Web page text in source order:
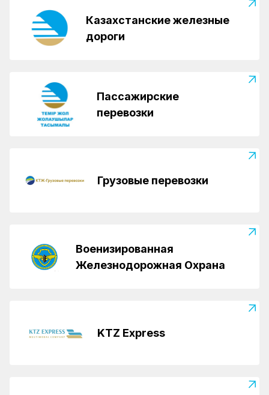
Казахстанские железные
дороги
Пассажирские
перевозки
Грузовые перевозки
Военизированная
Железнодорожная Охрана
KTZ Express